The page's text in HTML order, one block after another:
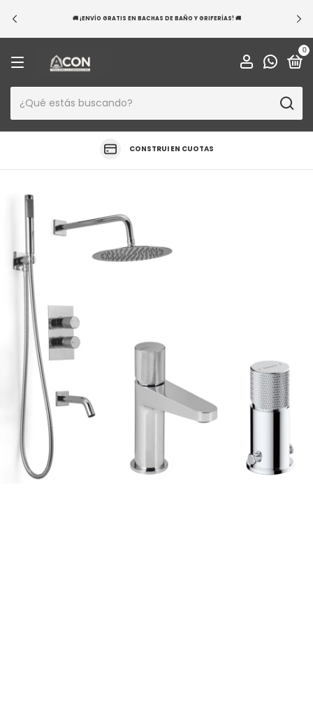
Y GRIFERÍAS! 🚚
💳 ¡EXCLUSIVO BANCO NACIÓN! 20 CUOTAS
APROVECHÁ HOY Y RENOVÁ
0
CONSTRUI EN CUOTAS